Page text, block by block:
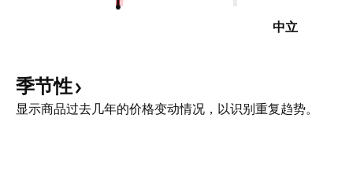
中立
季节性
显示商品过去几年的价格变动情况，以识别重复趋势。